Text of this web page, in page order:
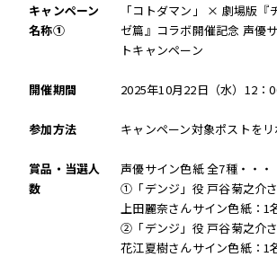
キャンペーン
名称①
「コトダマン」 × 劇場版『
ゼ篇』コラボ開催記念 声優
トキャンペーン
開催期間 2025年10月22日（水）12：
参加方法 キャンペーン対象ポストをリ
賞品・当選人
数
声優サイン色紙 全7種・・
①「デンジ」役 戸谷菊之介
上田麗奈さんサイン色紙：1
②「デンジ」役 戸谷菊之介
花江夏樹さんサイン色紙：1